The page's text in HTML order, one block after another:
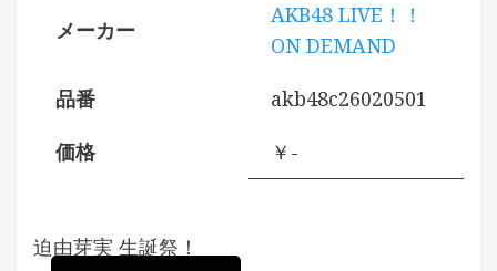
メーカー
AKB48 LIVE！！
ON DEMAND
品番
akb48c26020501
価格
￥-
迫由芽実 生誕祭！